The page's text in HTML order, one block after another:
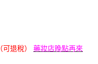
退稅）
藥妝店晚點再來